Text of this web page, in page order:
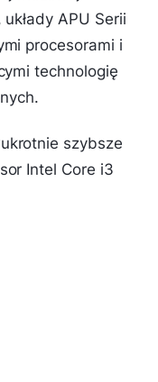
APU Serii
procesorami i
technologię
szybsze
Intel Core i3